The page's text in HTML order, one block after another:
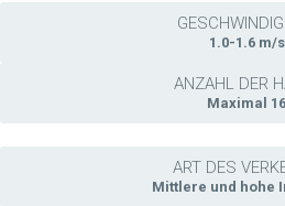
1.0-1.6 m/s
ANZAHL DER
Maximal 16
ART DES
Mittlere und hohe